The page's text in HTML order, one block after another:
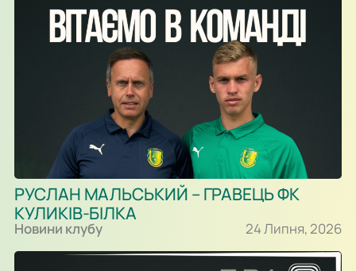
РУСЛАН МАЛЬСЬКИЙ – ГРАВЕЦЬ ФК
КУЛИКІВ-БІЛКА
Новини клубу 24 Липня, 2026